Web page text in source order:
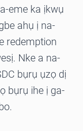
eme ka ịkwụ
ahụ ị na-
redemption
Nke a na-
bụrụ ụzọ dị
bụrụ ihe ị ga-